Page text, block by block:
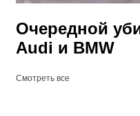
Очередной
Audi и BMW
Смотреть все